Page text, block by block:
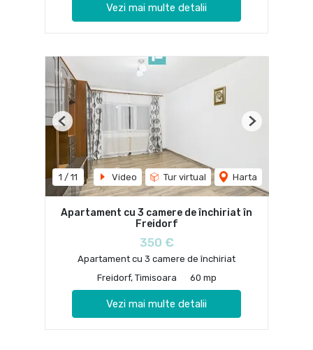
Vezi mai multe detalii
1 / 11 Video Tur virtual Harta
Previous Next
Apartament cu 3 camere de închiriat în
Freidorf
350 €
Apartament cu 3 camere de închiriat
Freidorf, Timisoara
60 mp
Vezi mai multe detalii